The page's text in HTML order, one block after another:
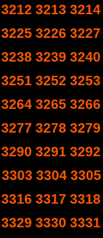
3212 3213 3214
3225 3226 3227
3238 3239 3240
3251 3252 3253
3264 3265 3266
3277 3278 3279
3290 3291 3292
3303 3304 3305
3316 3317 3318
3329 3330 3331